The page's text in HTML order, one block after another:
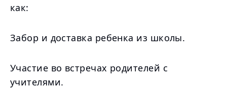
как:
Забор и доставка ребенка из школы.
Участие во встречах родителей с
учителями.